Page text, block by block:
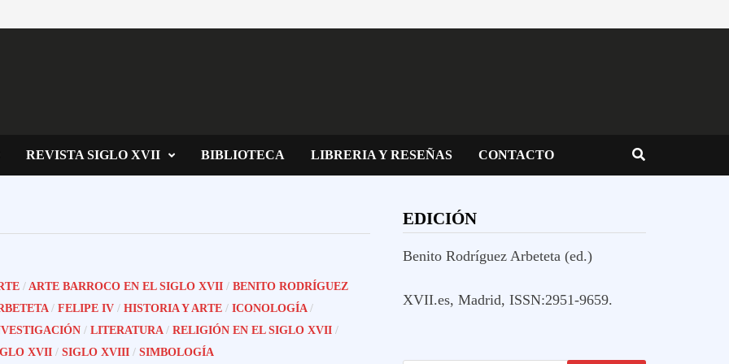
REVISTA SIGLO XVII BIBLIOTECA LIBRERIA Y RESEÑAS CONTACTO
/ ARTE BARROCO EN EL SIGLO XVII/ BENITO RODRÍGUEZ
/ FELIPE IV/ HISTORIA Y ARTE/ ICONOLOGÍA/
/ LITERATURA/ RELIGIÓN EN EL SIGLO XVII/
XVII/ SIGLO XVIII/ SIMBOLOGÍA
EDICIÓN
Benito Rodríguez Arbeteta (ed.)
XVII.es, Madrid, ISSN:2951-9659.